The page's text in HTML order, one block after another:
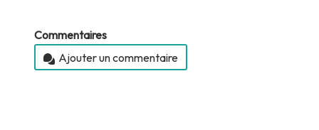
Commentaires
Ajouter un commentaire